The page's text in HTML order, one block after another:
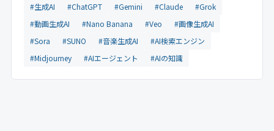
#生成AI #ChatGPT #Gemini #Claude
#Grok
#動画生成AI
#Nano Banana #Veo
#画像生成AI
#Sora
#SUNO #音楽生成AI
#AI検索エンジン
#Midjourney
#AIエージェント #AIの知識